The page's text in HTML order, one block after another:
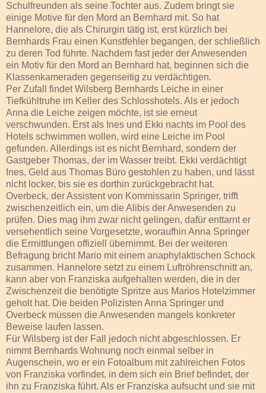
Schulfreunden als seine Tochter aus. Zudem bringt sie
einige Motive für den Mord an Bernhard mit. So hat
Hannelore, die als Chirurgin tätig ist, erst kürzlich bei
Bernhards Frau einen Kunstfehler begangen, der schließlich
zu deren Tod führte. Nachdem fast jeder der Anwesenden
ein Motiv für den Mord an Bernhard hat, beginnen sich die
Klassenkameraden gegenseitig zu verdächtigen.
Per Zufall findet Wilsberg Bernhards Leiche in einer
Tiefkühltruhe im Keller des Schlosshotels. Als er jedoch
Anna die Leiche zeigen möchte, ist sie erneut
verschwunden. Erst als Ines und Ekki nachts im Pool des
Hotels schwimmen wollen, wird eine Leiche im Pool
gefunden. Allerdings ist es nicht Bernhard, sondern der
Gastgeber Thomas, der im Wasser treibt. Ekki verdächtigt
Ines, Geld aus Thomas Büro gestohlen zu haben, und lässt
nicht locker, bis sie es dorthin zurückgebracht hat.
Overbeck, der Assistent von Kommissarin Springer, trifft
zwischenzeitlich ein, um die Alibis der Anwesenden zu
prüfen. Dies mag ihm zwar nicht gelingen, dafür enttarnt er
versehentlich seine Vorgesetzte, woraufhin Anna Springer
die Ermittlungen offiziell übernimmt. Bei der weiteren
Befragung bricht Mario mit einem anaphylaktischen Schock
zusammen. Hannelore setzt zu einem Luftröhrenschnitt an,
kann aber von Franziska aufgehalten werden, die in der
Zwischenzeit die benötigte Spritze aus Marios Hotelzimmer
geholt hat. Die beiden Polizisten Anna Springer und
Overbeck müssen die Anwesenden mangels konkreter
Beweise laufen lassen.
Für Wilsberg ist der Fall jedoch nicht abgeschlossen. Er
nimmt Bernhards Wohnung noch einmal selber in
Augenschein, wo er ein Fotoalbum mit zahlreichen Fotos
von Franziska vorfindet, in dem sich ein Brief befindet, der
ihn zu Franziska führt. Als er Franziska aufsucht und sie mit